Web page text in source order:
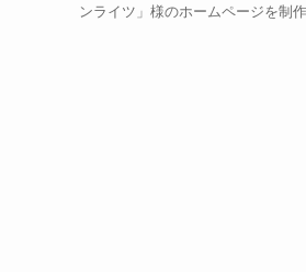
ンライツ」様のホームページを制作